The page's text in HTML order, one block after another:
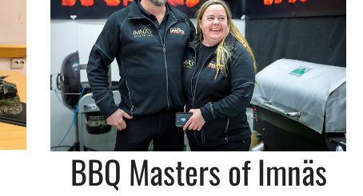
BBQ Masters of Imnäs